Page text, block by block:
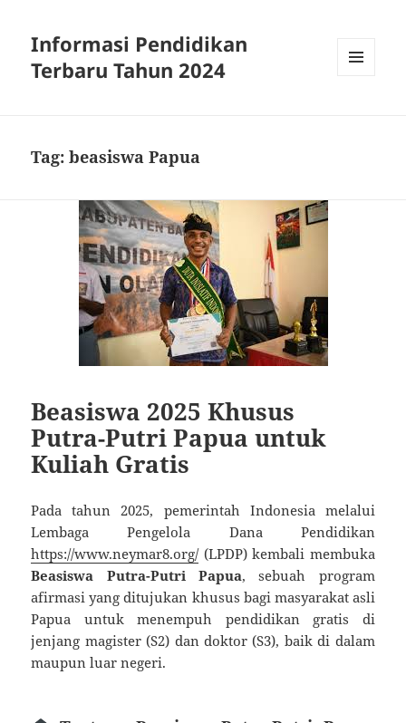
Informasi Pendidikan
Terbaru Tahun 2024
Tag:beasiswa Papua
Beasiswa 2025 Khusus
Putra-Putri Papua untuk
Kuliah Gratis
Pada tahun 2025, pemerintah Indonesia melalui
Lembaga Pengelola Dana Pendidikan
https://www.neymar8.org/(LPDP) kembali membuka
Beasiswa Putra-Putri Papua, sebuah program
afirmasi yang ditujukan khusus bagi masyarakat asli
Papua untuk menempuh pendidikan gratis di
jenjang magister (S2) dan doktor (S3), baik di dalam
maupun luar negeri.